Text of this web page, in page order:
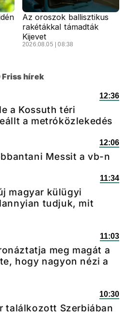
Az oroszok ballisztikus
rakétákkal támadták
Kijevet
2026.08.05 | 08:38
Friss hírek
12:36
a Kossuth téri
a metróközlekedés
12:06
Messit a vb-n
11:34
magyar külügyi
tudjuk, mit
11:03
meg magát a
hogy nagyon nézi a
10:30
találkozott Szerbiában